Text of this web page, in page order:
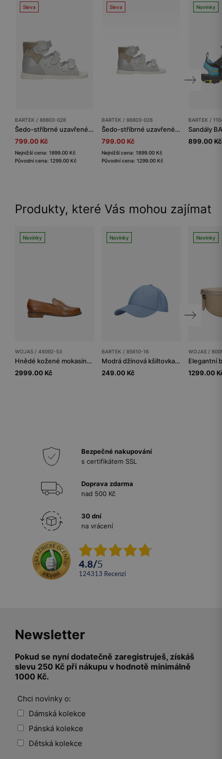
Sleva
BARTEK / 86803-028
Šedo-stříbrné uzavřené sandály BARTEK 86803-028
799.00 Kč
Nejnižší cena: 1899.00 Kč
Původní cena: 1299.00 Kč
Sleva
BARTEK / 86803-028
Šedo-stříbrné uzavřené sandály BARTEK 86803-028
799.00 Kč
Nejnižší cena: 1899.00 Kč
Původní cena: 1299.00 Kč
Novinky
BARTEK /
899.00 Kč
Produkty, které Vás mohou zajímat
Novinky
WOJAS / 46092-53
Hnědé kožené mokasíny dámské se zlatými detaily
2999.00 Kč
Novinky
BARTEK / 85610-16
Modrá džínová kšiltovka pro děti BARTEK 85610-16
249.00 Kč
Novinky
WOJAS /
1299.00
Bezpečné nakupování
s certifikátem SSL
Doprava zdarma
nad 500 Kč
30 dní
na vrácení
4.8/5
124313 recenzí
Newsletter
Pokud se nyní dodatečně zaregistruješ, získáš
slevu 250 Kč při nákupu v hodnotě minimálně
1000 Kč.
Chci novinky o:
Dámská kolekce
Pánská kolekce
Dětská kolekce